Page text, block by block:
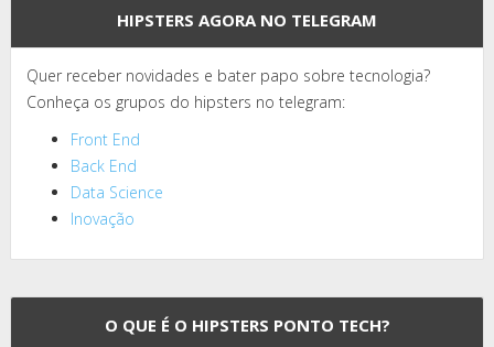
HIPSTERS AGORA NO TELEGRAM
Quer receber novidades e bater papo sobre tecnologia?
Conheça os grupos do hipsters no telegram:
Front End
Back End
Data Science
Inovação
O QUE É O HIPSTERS PONTO TECH?